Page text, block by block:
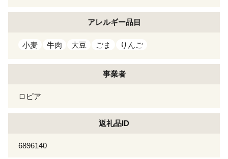
アレルギー品目
小麦 牛肉 大豆 ごま りんご
事業者
ロピア
返礼品ID
6896140